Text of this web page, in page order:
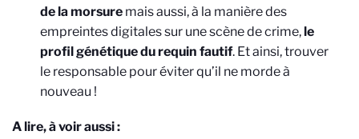
de la morsure mais aussi, à la manière des
empreintes digitales sur une scène de crime,le
profil génétique du requin fautif. Et ainsi, trouver
le responsable pour éviter qu’il ne morde à
nouveau !
A lire, à voir aussi :